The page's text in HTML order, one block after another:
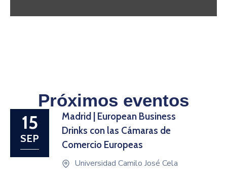
Próximos eventos
15
SEP
Madrid | European Business
Drinks con las Cámaras de
Comercio Europeas
Universidad Camilo José Cela